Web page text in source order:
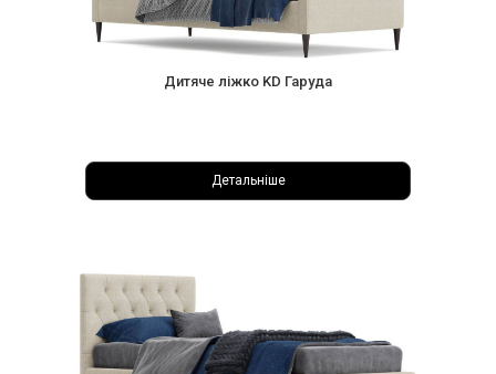
Дитяче ліжко KD Гаруда
Детальніше